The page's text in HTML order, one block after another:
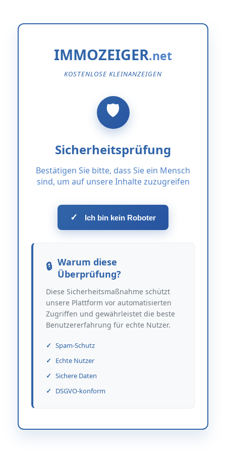
IMMOZEIGER
KOSTENLOSE KLEINANZEIGEN
Sicherheitsprüfung
Bestätigen Sie bitte, dass Sie ein Mensch
sind, um auf unsere Inhalte zuzugreifen
✓ Ich bin kein Roboter
Warum diese
Überprüfung?
Diese Sicherheitsmaßnahme schützt
unsere Plattform vor automatisierten
Zugriffen und gewährleistet die beste
Benutzererfahrung für echte Nutzer.
Spam-Schutz
Echte Nutzer
Sichere Daten
DSGVO-konform